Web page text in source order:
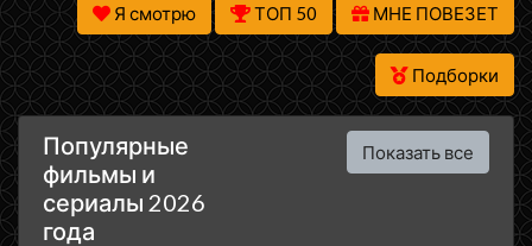
Я смотрю ТОП 50 МНЕ ПОВЕЗЕТ
Подборки
Популярные
фильмы и
сериалы 2026
года
Показать все